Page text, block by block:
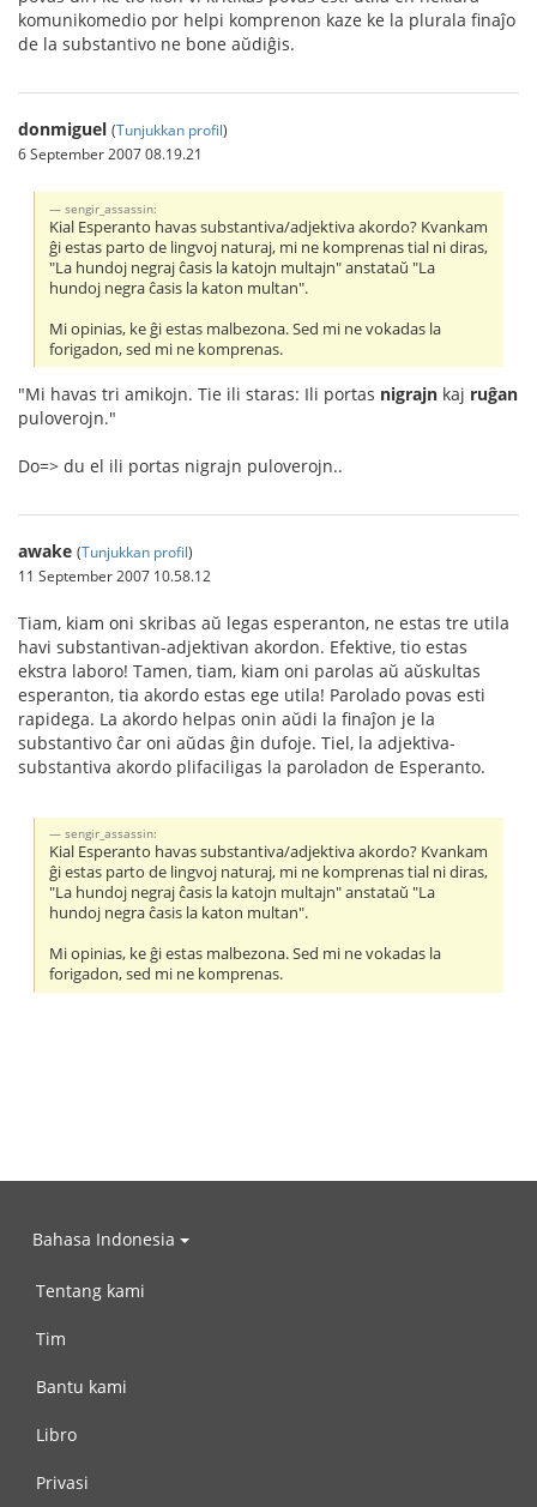
komunikomedio por helpi komprenon kaze ke la plurala finaĵo
de la substantivo ne bone aŭdiĝis.
donmiguel (Tunjukkan profil)
6 September 2007 08.19.21
sengir_assassin:
Kial Esperanto havas substantiva/adjektiva akordo? Kvankam
ĝi estas parto de lingvoj naturaj, mi ne komprenas tial ni diras,
"La hundoj negraj ĉasis la katojn multajn" anstataŭ "La
hundoj negra ĉasis la katon multan".
Mi opinias, ke ĝi estas malbezona. Sed mi ne vokadas la
forigadon, sed mi ne komprenas.
"Mi havas tri amikojn. Tie ili staras: Ili portas nigrajn kaj ruĝan
puloverojn."
Do=> du el ili portas nigrajn puloverojn..
awake (Tunjukkan profil)
11 September 2007 10.58.12
Tiam, kiam oni skribas aŭ legas esperanton, ne estas tre utila
havi substantivan-adjektivan akordon. Efektive, tio estas
ekstra laboro! Tamen, tiam, kiam oni parolas aŭ aŭskultas
esperanton, tia akordo estas ege utila! Parolado povas esti
rapidega. La akordo helpas onin aŭdi la finaĵon je la
substantivo ĉar oni aŭdas ĝin dufoje. Tiel, la adjektiva-
substantiva akordo plifaciligas la paroladon de Esperanto.
sengir_assassin:
Kial Esperanto havas substantiva/adjektiva akordo? Kvankam
ĝi estas parto de lingvoj naturaj, mi ne komprenas tial ni diras,
"La hundoj negraj ĉasis la katojn multajn" anstataŭ "La
hundoj negra ĉasis la katon multan".
Mi opinias, ke ĝi estas malbezona. Sed mi ne vokadas la
forigadon, sed mi ne komprenas.
Bahasa Indonesia
Tentang kami
Tim
Bantu kami
Libro
Privasi